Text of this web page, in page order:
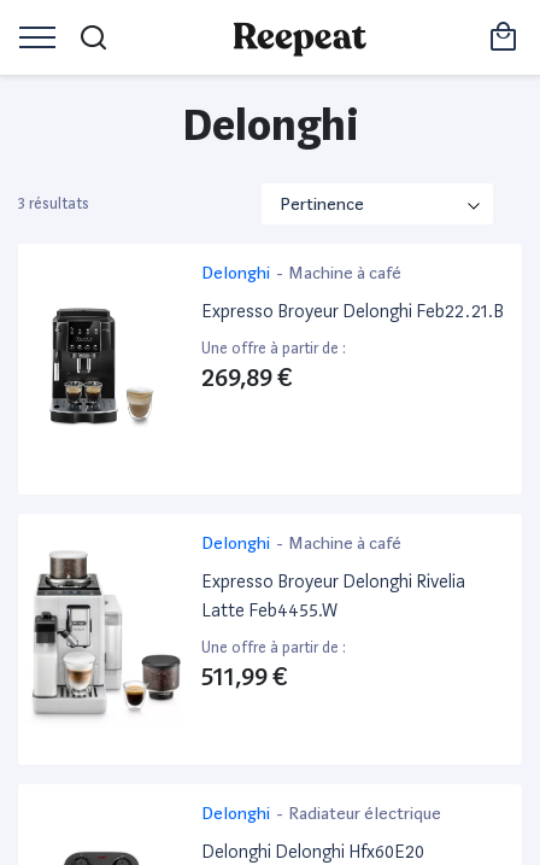
Delonghi
3 résultats
Delonghi - Machine à café
Expresso Broyeur Delonghi Feb22.21.B
Une offre à partir de :
269,89 €
Delonghi - Machine à café
Expresso Broyeur Delonghi Rivelia
Latte Feb4455.W
Une offre à partir de :
511,99 €
Delonghi - Radiateur électrique
Delonghi Delonghi Hfx60E20